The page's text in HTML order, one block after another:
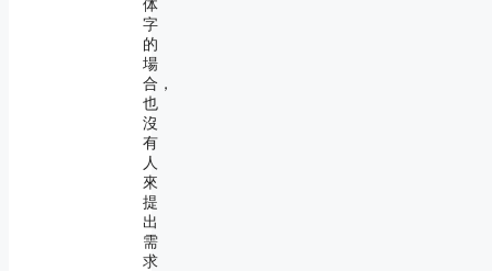
体
字
的
場
合，
也
沒
有
人
來
提
出
需
求